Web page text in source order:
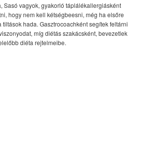
Sasó vagyok, gyakorló táplálékallergiásként
hogy nem kell kétségbeesni, még ha elsőre
tiltások hada. Gasztrocoachként segítek feltárni
míg diétás szakácsként, bevezetlek
diéta rejtelmeibe.